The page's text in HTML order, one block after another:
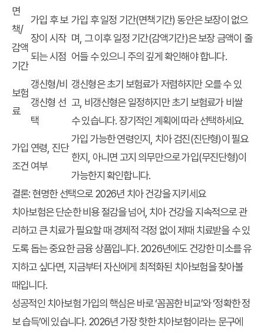
면
책/
감액
기간
가입 후 보
장이 시작
되는 시점
가입 후 일정 기간(면책기간) 동안은 보장이 없으
며, 그 이후 일정 기간(감액기간)은 보장 금액이 줄
어들 수 있으니 주의 깊게 확인해야 합니다.
보험
료
갱신형/비
갱신형 선
택
갱신형은 초기 보험료가 저렴하지만 오를 수 있
고, 비갱신형은 일정하지만 초기 보험료가 비쌀
수 있습니다. 장기적인 계획에 따라 선택하세요.
가입
조건
연령, 진단
여부
가입 가능한 연령인지, 치아 검진(진단형)이 필요
한지, 아니면 고지 의무만으로 가입(무진단형)이
가능한지 확인합니다.
결론: 현명한 선택으로 2026년 치아 건강을 지키세요
치아보험은 단순한 비용 절감을 넘어, 치아 건강을 지속적으로 관
리하고 큰 치료가 필요할 때 경제적 걱정 없이 제때 치료받을 수 있
도록 돕는 중요한 금융 상품입니다. 2026년에도 건강한 미소를 유
지하고 싶다면, 지금부터 자신에게 최적화된 치아보험을 찾아볼
때입니다.
성공적인 치아보험 가입의 핵심은 바로 ‘꼼꼼한 비교’와 ‘정확한 정
보 습득’에 있습니다. 2026년 가장 핫한 치아보험이라는 문구에